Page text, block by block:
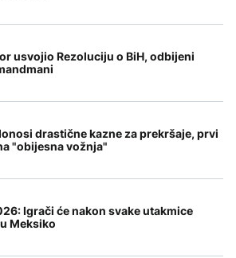
usvojio Rezoluciju o BiH, odbijeni
drastične kazne za prekršaje, prvi
"obijesna vožnja"
Igrači će nakon svake utakmice
Meksiko